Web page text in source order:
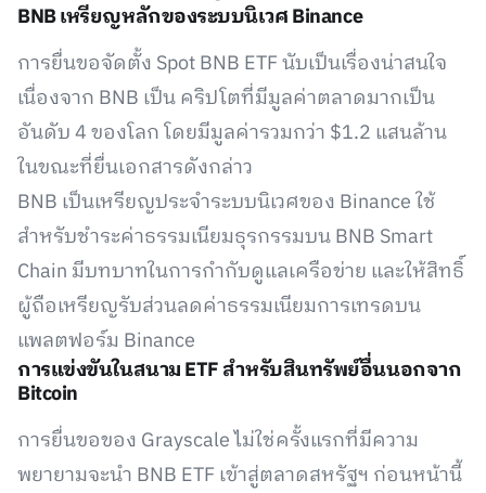
BNB เหรียญหลักของระบบนิเวศ Binance
การยื่นขอจัดตั้ง Spot BNB ETF นับเป็นเรื่องน่าสนใจ
เนื่องจาก BNB เป็น คริปโตที่มีมูลค่าตลาดมากเป็น
อันดับ 4 ของโลก โดยมีมูลค่ารวมกว่า $1.2 แสนล้าน
ในขณะที่ยื่นเอกสารดังกล่าว
BNB เป็นเหรียญประจำระบบนิเวศของ Binance ใช้
สำหรับชำระค่าธรรมเนียมธุรกรรมบน BNB Smart
Chain มีบทบาทในการกำกับดูแลเครือข่าย และให้สิทธิ์
ผู้ถือเหรียญรับส่วนลดค่าธรรมเนียมการเทรดบน
แพลตฟอร์ม Binance
การแข่งขันในสนาม ETF สำหรับสินทรัพย์อื่นนอกจาก
Bitcoin
การยื่นขอของ Grayscale ไม่ใช่ครั้งแรกที่มีความ
พยายามจะนำ BNB ETF เข้าสู่ตลาดสหรัฐฯ ก่อนหน้านี้